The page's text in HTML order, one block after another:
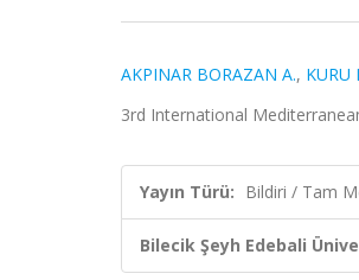
AKPINAR BORAZAN A., KURU
3rd International
Yayın Türü: Bildiri / Tam
Bilecik Şeyh Edebali